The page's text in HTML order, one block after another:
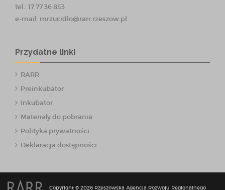
tel.: 17 77 36 853
e-mail: mrzucidlo@rarr.rzeszow.pl
Przydatne linki
RARR
Preinkubator
Inkubator
Materiały do pobrania
Polityka prywatności
Deklaracja dostępności
Copyright © 2026 Rzeszowska Agencja Rozwoju Regionalnego